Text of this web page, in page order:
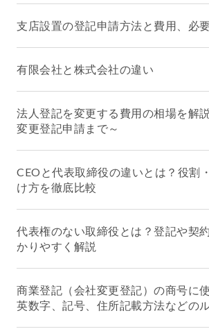
支店設置の登記申請方法と費用、必
有限会社と株式会社の違い
法人登記を変更する費用の相場を解
変更登記申請まで～
CEOと代表取締役の違いとは？役割
け方を徹底比較
代表権のない取締役とは？登記や契
かりやすく解説
商業登記（会社変更登記）の商号に
英数字、記号、住所記載方法などの